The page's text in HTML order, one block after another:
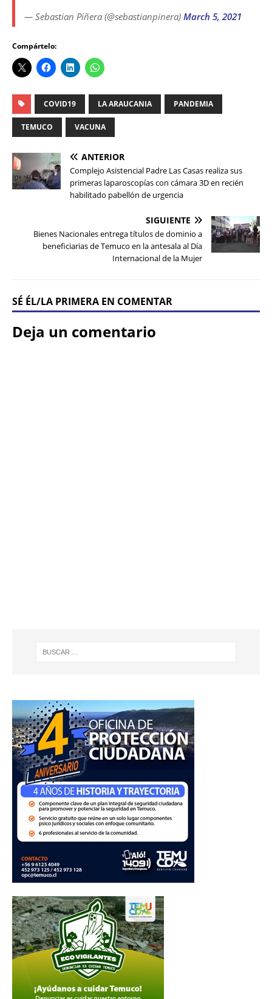
— Sebastian Piñera (@sebastianpinera) March 5, 2021
Compártelo:
COVID19 LA ARAUCANIA PANDEMIA
TEMUCO VACUNA
ANTERIOR
Complejo Asistencial Padre Las Casas realiza sus
primeras laparoscopías con cámara 3D en recién
habilitado pabellón de urgencia
SIGUIENTE
Bienes Nacionales entrega títulos de dominio a
beneficiarias de Temuco en la antesala al Día
Internacional de la Mujer
SÉ ÉL/LA PRIMERA EN COMENTAR
Deja un comentario